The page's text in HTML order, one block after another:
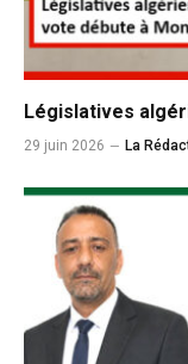
Législatives
29 juin 2026 La